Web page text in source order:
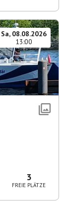
Sa, 08.08.2026
13:00
3
FREIE PLÄTZE